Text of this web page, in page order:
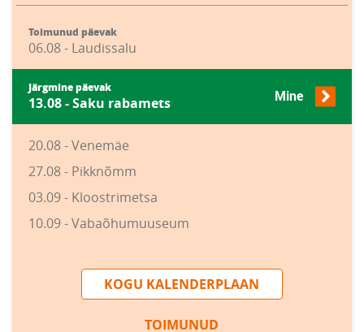
Toimunud päevak
06.08 - Laudissalu
Järgmine päevak
13.08 - Saku rabamets Mine
20.08 - Venemäe
27.08 - Pikknõmm
03.09 - Kloostrimetsa
10.09 - Vabaõhumuuseum
KOGU KALENDERPLAAN
TOIMUNUD